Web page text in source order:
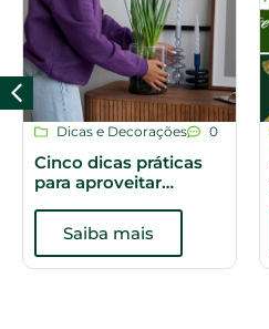
Dicas e Decorações 0
Cinco dicas práticas
para aproveitar
apartamento
Saiba mais